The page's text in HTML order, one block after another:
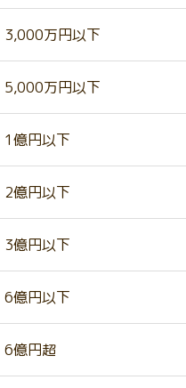
3,000万円以下
5,000万円以下
1億円以下
2億円以下
3億円以下
6億円以下
6億円超